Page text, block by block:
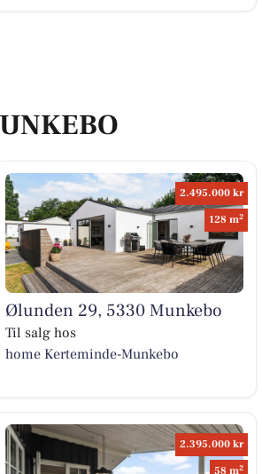
2.495.000 kr
128 m2
Ølunden 29, 5330 Munkebo
Til salg hos
home Kerteminde-Munkebo
2.395.000 kr
58 m2